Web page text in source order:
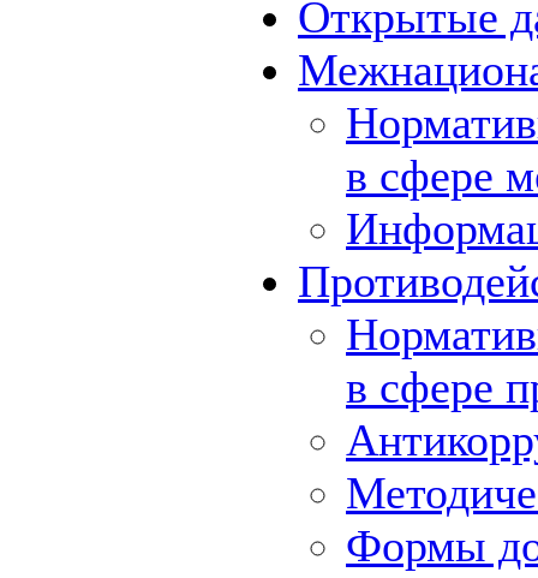
Открытые
в сфере
в сфере
Формы